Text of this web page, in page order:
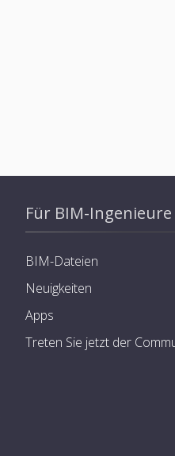
Für BIM-Ingenieure
BIM-Dateien
Neuigkeiten
Apps
Treten Sie jetzt der